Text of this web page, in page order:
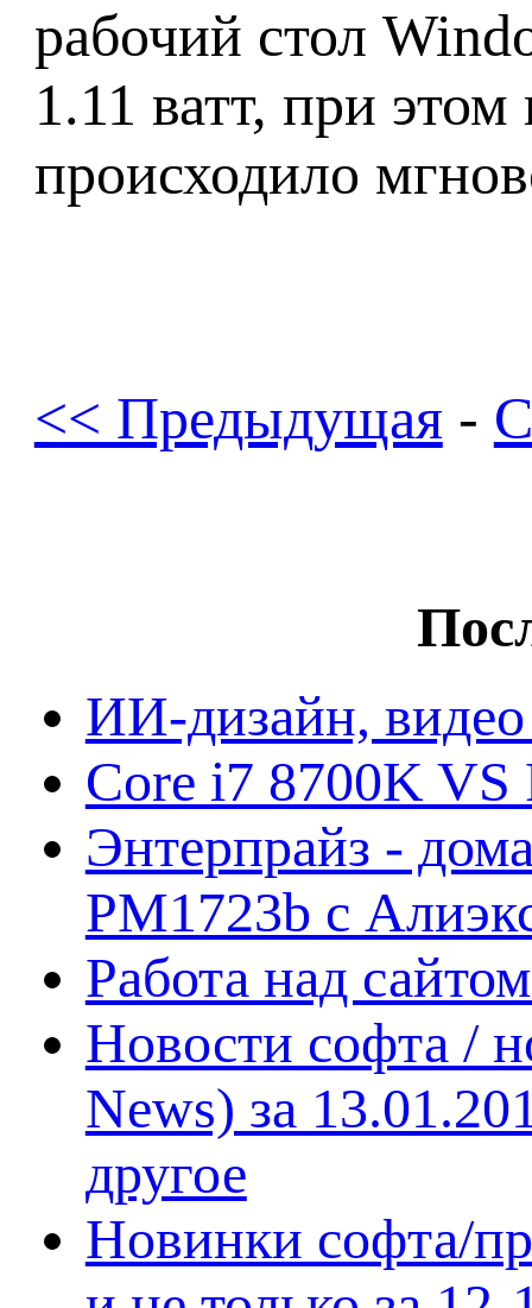
рабочий стол
1.11 ватт, при
происходило
<< Предыдущая-
ИИ-дизайн,
Core i7 8700K VS
Энтерпрайз -
PM1723b с
Работа над
Новости софта /
News) за
другое
Новинки софта/